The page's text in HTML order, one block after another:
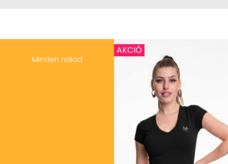
Minden nálad
AKCIÓ